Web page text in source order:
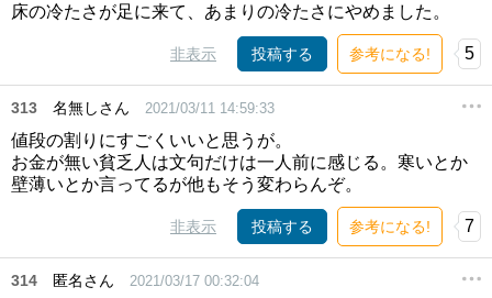
床の冷たさが足に来て、あまりの冷たさにやめました。
非表示 投稿する 参考になる! 5
313 名無しさん 2021/03/11 14:59:33
値段の割りにすごくいいと思うが。
お金が無い貧乏人は文句だけは一人前に感じる。寒いとか
壁薄いとか言ってるが他もそう変わらんぞ。
非表示 投稿する 参考になる! 7
314 匿名さん 2021/03/17 00:32:04